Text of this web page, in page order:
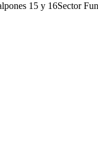
15 y 16Sector